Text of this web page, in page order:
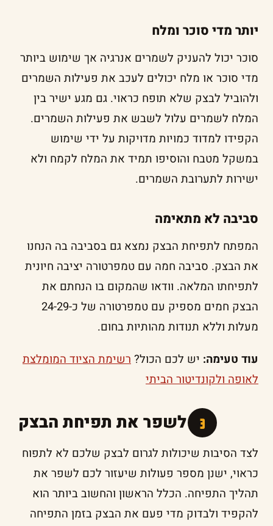
יותר מדי סוכר ומלח
סוכר יכול להעניק לשמרים אנרגיה אך שימוש ביותר
מדי סוכר או מלח יכולים לעכב את פעילות השמרים
ולהוביל לבצק שלא תופח כראוי. גם מגע ישיר בין
המלח לשמרים עלול לשבש את פעילות השמרים.
הקפידו למדוד כמויות מדויקות על ידי שימוש
במשקל מטבח והוסיפו תמיד את המלח לקמח ולא
ישירות לתערובת השמרים.
סביבה לא מתאימה
המפתח לתפיחת הבצק נמצא גם בסביבה בה הנחנו
את הבצק. סביבה חמה עם טמפרטורה יציבה חיונית
לתפיחתו המלאה. וודאו שהמקום בו הנחתם את
הבצק חמים מספיק עם טמפרטורה של כ-24-29
מעלות וללא תנודות מהותיות בחום.
עוד טעימה: יש לכם הכול?רשימת הציוד המומלצת
לאופה ולקונדיטור הביתי
איך לשפר את תפיחת הבצק
לצד הסיבות שיכולות לגרום לבצק שלכם לא לתפוח
כראוי, ישנן מספר פעולות שיעזור לכם לשפר את
תהליך התפיחה. הכלל הראשון והחשוב ביותר הוא
להקפיד ולבדוק מדי פעם את הבצק בזמן התפיחה